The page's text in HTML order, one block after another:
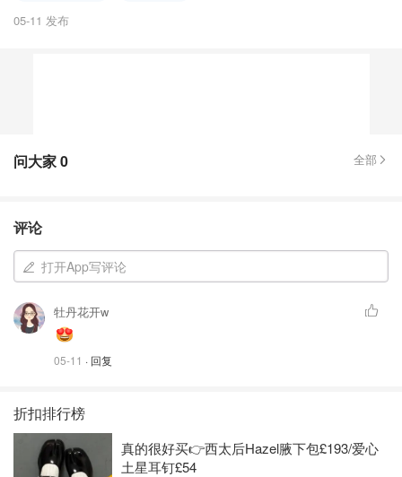
05-11 发布
问大家0 全部
评论
打开App写评论
牡丹花开w
05-11 · 回复
折扣排行榜
真的很好买👉西太后Hazel腋下包£193/爱心
土星耳钉£54